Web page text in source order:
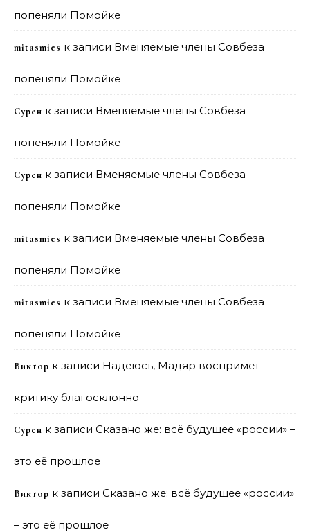
попеняли Помойке
mitasmies к записи Вменяемые члены Совбеза
попеняли Помойке
Сурен к записи Вменяемые члены Совбеза
попеняли Помойке
Сурен к записи Вменяемые члены Совбеза
попеняли Помойке
mitasmies к записи Вменяемые члены Совбеза
попеняли Помойке
mitasmies к записи Вменяемые члены Совбеза
попеняли Помойке
Виктор к записи Надеюсь, Мадяр воспримет
критику благосклонно
Сурен к записи Сказано же: всё будущее «россии» –
это её прошлое
Виктор к записи Сказано же: всё будущее «россии»
– это её прошлое